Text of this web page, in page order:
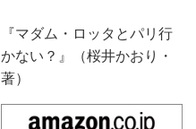
『マダム・ロッタとパリ行
かない？』（桜井かおり・
著）